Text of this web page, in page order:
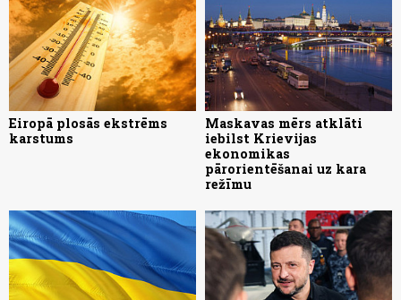
Eiropā plosās ekstrēms
karstums
Maskavas mērs atklāti
iebilst Krievijas
ekonomikas
pārorientēšanai uz kara
režīmu